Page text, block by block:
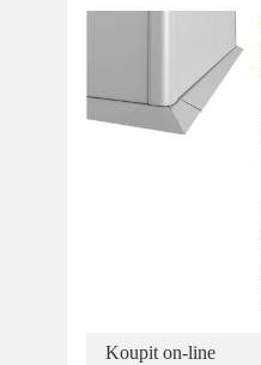
Koupit on-line